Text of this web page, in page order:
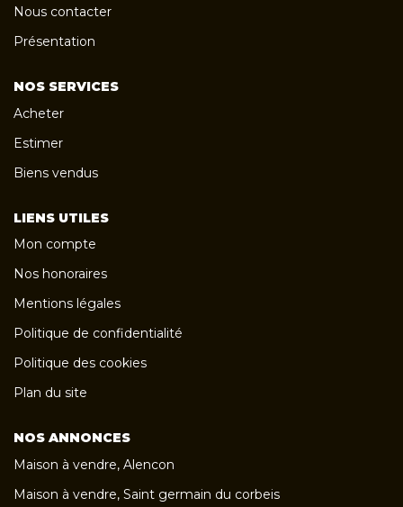
Nous contacter
Présentation
NOS SERVICES
Acheter
Estimer
Biens vendus
LIENS UTILES
Mon compte
Nos honoraires
Mentions légales
Politique de confidentialité
Politique des cookies
Plan du site
NOS ANNONCES
Maison à vendre, Alencon
Maison à vendre, Saint germain du corbeis